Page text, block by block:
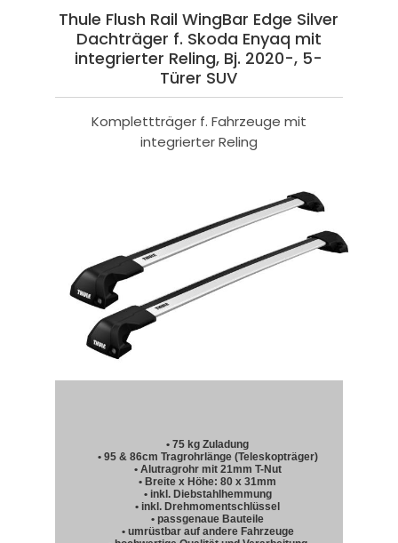
Thule Flush Rail WingBar Edge Silver
Dachträger f. Skoda Enyaq mit
integrierter Reling, Bj. 2020-, 5-
Türer SUV
Komplettträger f. Fahrzeuge mit
integrierter Reling
• 75 kg Zuladung
• 95 & 86cm Tragrohrlänge (Teleskopträger)
• Alutragrohr mit 21mm T-Nut
• Breite x Höhe: 80 x 31mm
• inkl. Diebstahlhemmung
• inkl. Drehmomentschlüssel
• passgenaue Bauteile
• umrüstbar auf andere Fahrzeuge